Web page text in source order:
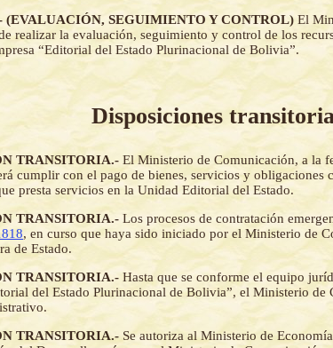
(EVALUACIÓN, SEGUIMIENTO Y CONTROL) El
realizar la evaluación, seguimiento y control de los
“Editorial del Estado Plurinacional de Bolivia”.
Disposiciones
TRANSITORIA.- El Ministerio de Comunicación, a la
cumplir con el pago de bienes, servicios y obligaciones
presta servicios en la Unidad Editorial del Estado.
TRANSITORIA.- Los procesos de contratación
, en curso que haya sido iniciado por el Ministerio de
de Estado.
TRANSITORIA.- Hasta que se conforme el equipo
del Estado Plurinacional de Bolivia”, el Ministerio de
TRANSITORIA.- Se autoriza al Ministerio de